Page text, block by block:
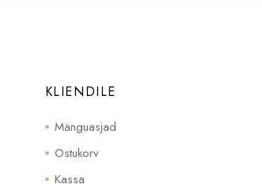
KLIENDILE
Mänguasjad
Ostukorv
Kassa